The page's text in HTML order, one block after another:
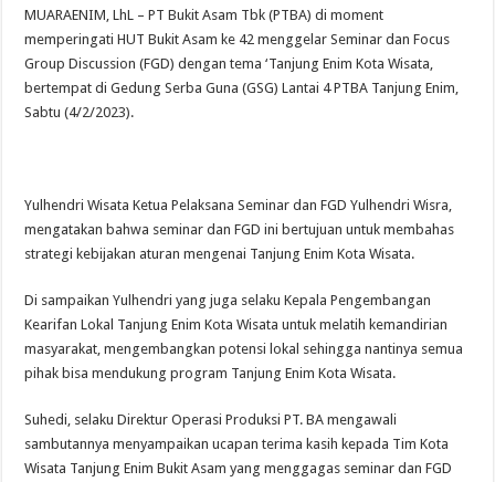
MUARAENIM, LhL – PT Bukit Asam Tbk (PTBA) di moment
memperingati HUT Bukit Asam ke 42 menggelar Seminar dan Focus
Group Discussion (FGD) dengan tema ‘Tanjung Enim Kota Wisata,
bertempat di Gedung Serba Guna (GSG) Lantai 4 PTBA Tanjung Enim,
Sabtu (4/2/2023).
Yulhendri Wisata Ketua Pelaksana Seminar dan FGD Yulhendri Wisra,
mengatakan bahwa seminar dan FGD ini bertujuan untuk membahas
strategi kebijakan aturan mengenai Tanjung Enim Kota Wisata.
Di sampaikan Yulhendri yang juga selaku Kepala Pengembangan
Kearifan Lokal Tanjung Enim Kota Wisata untuk melatih kemandirian
masyarakat, mengembangkan potensi lokal sehingga nantinya semua
pihak bisa mendukung program Tanjung Enim Kota Wisata.
Suhedi, selaku Direktur Operasi Produksi PT. BA mengawali
sambutannya menyampaikan ucapan terima kasih kepada Tim Kota
Wisata Tanjung Enim Bukit Asam yang menggagas seminar dan FGD